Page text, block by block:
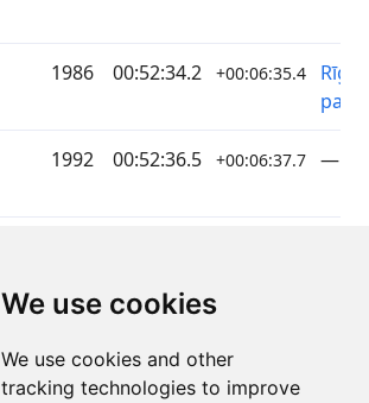
We use cookies
We use cookies and other
tracking technologies to improve
1986 00:52:34.2 +00:06:35.4
1992 00:52:36.5 +00:06:37.7 —